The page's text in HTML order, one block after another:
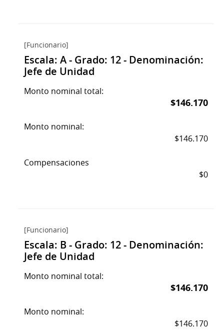
[Funcionario]
Escala: A - Grado: 12 - Denominación:
Jefe de Unidad
Monto nominal total:
$146.170
Monto nominal:
$146.170
Compensaciones
$0
[Funcionario]
Escala: B - Grado: 12 - Denominación:
Jefe de Unidad
Monto nominal total:
$146.170
Monto nominal:
$146.170